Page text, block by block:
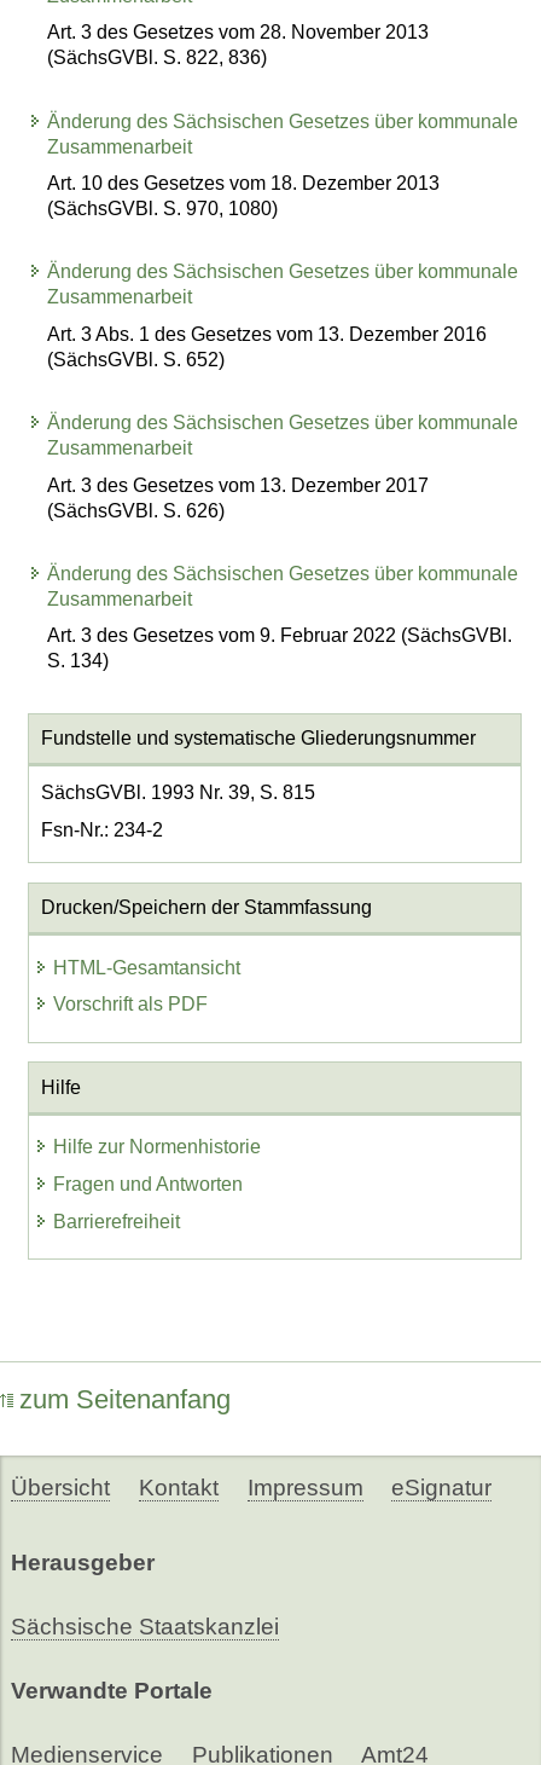
Art. 3 des Gesetzes vom 28. November 2013
(SächsGVBl. S. 822, 836)
Änderung des Sächsischen Gesetzes über kommunale
Zusammenarbeit
Art. 10 des Gesetzes vom 18. Dezember 2013
(SächsGVBl. S. 970, 1080)
Änderung des Sächsischen Gesetzes über kommunale
Zusammenarbeit
Art. 3 Abs. 1 des Gesetzes vom 13. Dezember 2016
(SächsGVBl. S. 652)
Änderung des Sächsischen Gesetzes über kommunale
Zusammenarbeit
Art. 3 des Gesetzes vom 13. Dezember 2017
(SächsGVBl. S. 626)
Änderung des Sächsischen Gesetzes über kommunale
Zusammenarbeit
Art. 3 des Gesetzes vom 9. Februar 2022 (SächsGVBl.
S. 134)
Fundstelle und systematische Gliederungsnummer
SächsGVBl. 1993 Nr. 39, S. 815
Fsn-Nr.: 234-2
Drucken/Speichern der Stammfassung
HTML-Gesamtansicht
Vorschrift als PDF
Hilfe
Hilfe zur Normenhistorie
Fragen und Antworten
Barrierefreiheit
zum Seitenanfang
Übersicht Kontakt Impressum eSignatur
Herausgeber
Sächsische Staatskanzlei
Verwandte Portale
Medienservice Publikationen Amt24